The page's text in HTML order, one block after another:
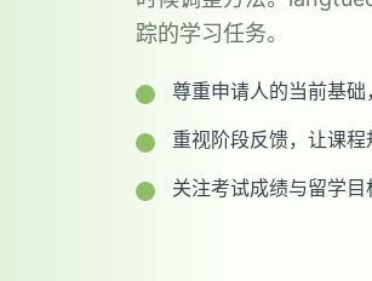
踪的学习任务。
尊重申请人的当前基础
重视阶段反馈，让课程
关注考试成绩与留学目